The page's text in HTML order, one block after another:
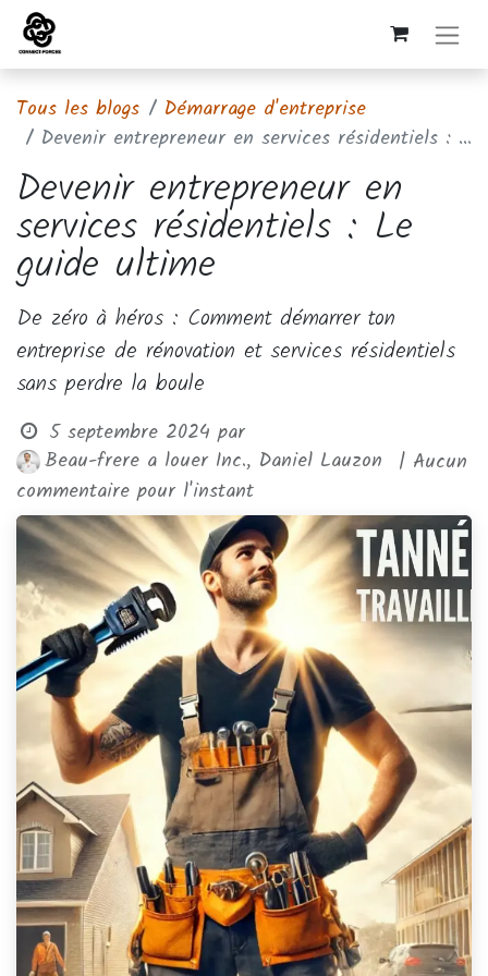
Tous les blogs
Démarrage d'entreprise
Devenir entrepreneur en services résidentiels : Le guide ultime
Devenir entrepreneur en
services résidentiels : Le
guide ultime
De zéro à héros : Comment démarrer ton
entreprise de rénovation et services résidentiels
sans perdre la boule
5 septembre 2024 par
Beau-frere a louer Inc., Daniel Lauzon | Aucun
commentaire pour l'instant